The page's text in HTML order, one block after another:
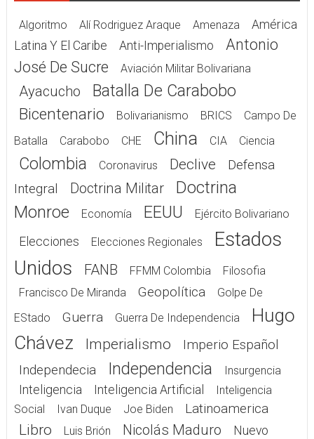
Algoritmo Alí Rodriguez Araque Amenaza
América
Latina Y El Caribe
Anti-Imperialismo
Antonio
José De Sucre
Aviación Militar Bolivariana
Ayacucho Batalla De Carabobo
Bicentenario Bolivarianismo BRICS
Campo De
Batalla
Carabobo CHE China CIA Ciencia
Colombia Coronavirus Declive
Defensa
Integral
Doctrina Militar
Doctrina
Monroe
Economía EEUU Ejército Bolivariano
Elecciones Elecciones Regionales
Estados
Unidos
FANB FFMM Colombia
Filosofia
Francisco De Miranda
Geopolítica
Golpe De
EStado
Guerra Guerra De Independencia
Hugo
Chávez
Imperialismo
Imperio Español
Independecia
Independencia Insurgencia
Inteligencia Inteligencia Artificial
Inteligencia
Social
Ivan Duque Joe Biden Latinoamerica
Libro Luis Brión Nicolás Maduro
Nuevo